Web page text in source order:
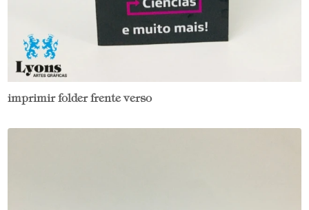
imprimir folder frente verso